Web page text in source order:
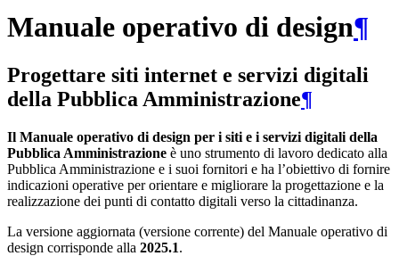
Manuale operativo di design¶
Progettare siti internet e servizi digitali
della Pubblica Amministrazione¶
Il Manuale operativo di design per i siti e i servizi digitali della
Pubblica Amministrazione è uno strumento di lavoro dedicato alla
Pubblica Amministrazione e i suoi fornitori e ha l’obiettivo di fornire
indicazioni operative per orientare e migliorare la progettazione e la
realizzazione dei punti di contatto digitali verso la cittadinanza.
La versione aggiornata (versione corrente) del Manuale operativo di
design corrisponde alla 2025.1.